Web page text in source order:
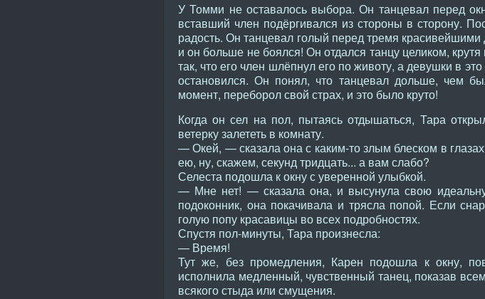
У Томми не оставалось выбора. Он танцевал перед
вставший член подёргивался из стороны в сторону.
радость. Он танцевал голый перед тремя
и он больше не боялся! Он отдался танцу целиком,
так, что его член шлёпнул его по животу, а девушки в
остановился. Он понял, что танцевал дольше, чем
момент, переборол свой страх, и это было круто!
Когда он сел на пол, пытаясь отдышаться, Тара
ветерку залететь в комнату.
— Окей, — сказала она с каким-то злым блеском в
ею, ну, скажем, секунд тридцать... а вам слабо?
Селеста подошла к окну с уверенной улыбкой.
— Мне нет! — сказала она, и высунула свою
подоконник, она покачивала и трясла попой. Если
голую попу красавицы во всех подробностях.
Спустя пол-минуты, Тара произнесла:
— Время!
Тут же, без промедления, Карен подошла к окну,
исполнила медленный, чувственный танец, показав
всякого стыда или смущения.